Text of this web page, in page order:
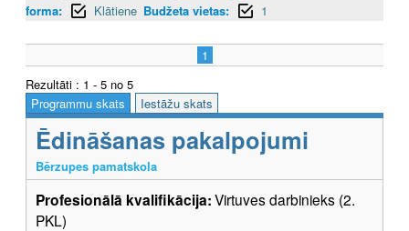
forma:
Klātiene Budžeta vietas: 1
1
Rezultāti : 1 - 5 no 5
Programmu skats
Iestāžu skats
Ēdināšanas pakalpojumi
Bērzupes pamatskola
Profesionālā kvalifikācija:Virtuves darbinieks (2.
PKL)